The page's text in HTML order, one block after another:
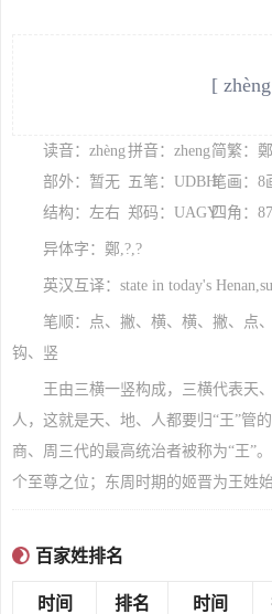
[
读音：zhèng拼音：zheng简繁：鄭
部外：暂无 五笔：UDBH笔画：8
结构：左右 郑码：UAGY四角：
异体字：鄭,?,?
英汉互译：state in today's
笔顺：点、撇、横、横、撇、点
钩、竖
王由三横一竖构成，三横代表天
人，这就是天、地、人都要归“王”管
商、周三代的最高统治者被称为“王”
个至尊之位；东周时期的姬晋为王姓始
百家姓排名
时间 排名 时间